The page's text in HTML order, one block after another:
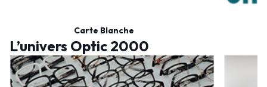
Carte Blanche
L’univers Optic 2000